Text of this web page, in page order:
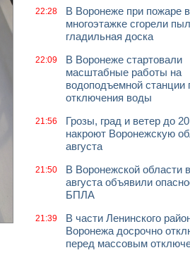
22:28
В Воронеже при пожаре в
многоэтажке сгорели
гладильная доска
22:09
В Воронеже стартовали
масштабные работы на
водоподъемной станции
отключения воды
21:56
Грозы, град и ветер до
накроют Воронежскую
августа
21:50
В Воронежской области
августа объявили
БПЛА
21:39
В части Ленинского
Воронежа досрочно
перед массовым